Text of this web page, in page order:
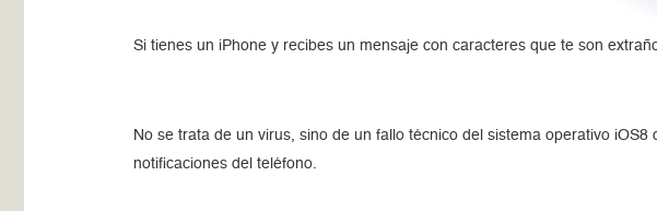
Si tienes un iPhone y recibes un mensaje con caracteres que te son
No se trata de un virus, sino de un fallo técnico del sistema operativo
notificaciones del teléfono.